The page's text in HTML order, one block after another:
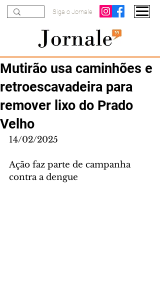
Siga o Jornale
Mutirão usa caminhões e
retroescavadeira para
remover lixo do Prado
Velho
14/02/2025
Ação faz parte de campanha
contra a dengue